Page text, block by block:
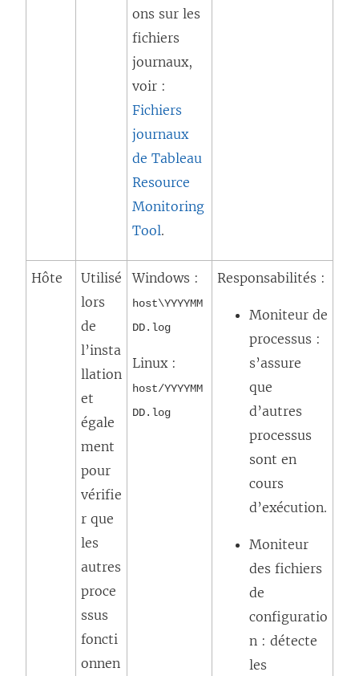
ons sur les
fichiers
journaux,
voir :
Fichiers
journaux
de Tableau
Resource
Monitoring
Tool.
Hôte
Utilisé
lors
de
l’insta
llation
et
égale
ment
pour
vérifie
r que
les
autres
proce
ssus
foncti
onnen
Windows :
host\YYYYMM
DD.log
Linux :
host/YYYYMM
DD.log
Responsabilités :
Moniteur de
processus :
s’assure
que
d’autres
processus
sont en
cours
d’exécution.
Moniteur
des fichiers
de
configuratio
n : détecte
les